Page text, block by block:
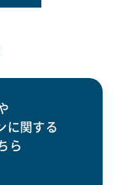
に関する
ら